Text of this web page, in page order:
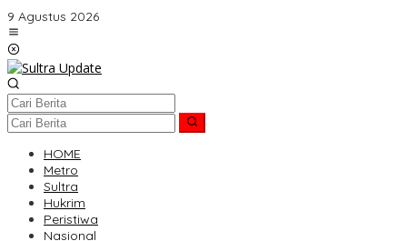
Lewati
ke
konten
9 Agustus 2026
HOME
Metro
Sultra
Hukrim
Peristiwa
Nasional